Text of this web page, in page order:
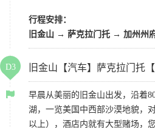
行程安排：
旧金山 → 萨克拉门托 → 加州州
D3 旧金山【汽车】萨克拉门托
早晨从美丽的旧金山出发，沿着
湖，一览美国中西部沙漠地貌，
以上），酒店内就有大型赌场，